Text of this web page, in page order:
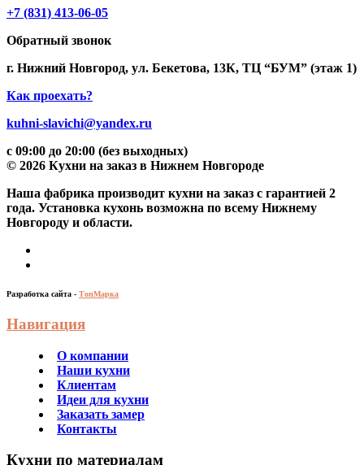
+7 (831) 413-06-05
Обратный звонок
г. Нижний Новгород, ул. Бекетова, 13К, ТЦ “БУМ” (этаж 1)
Как проехать?
kuhni-slavichi@yandex.ru
с 09:00 до 20:00 (без выходных)
© 2026 Кухни на заказ в Нижнем Новгороде
Наша фабрика производит кухни на заказ c гарантией 2
года. Установка кухонь возможна по всему Нижнему
Новгороду и области.
Разработка сайта - ТопМарка
Навигация
О компании
Наши кухни
Клиентам
Идеи для кухни
Заказать замер
Контакты
Кухни по материалам